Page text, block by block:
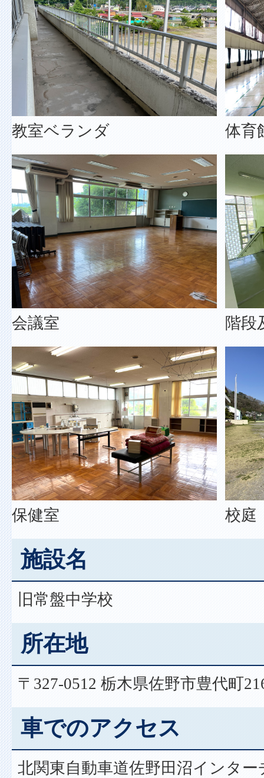
教室ベランダ 体育
会議室 階段
保健室 校庭
施設名
旧常盤中学校
所在地
〒327-0512 栃木県佐野市豊代町
車でのアクセス
北関東自動車道佐野田沼インタ